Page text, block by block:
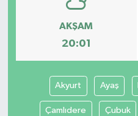
AKŞAM
20:01
Akyurt Ayaş
Çamlıdere Çubuk